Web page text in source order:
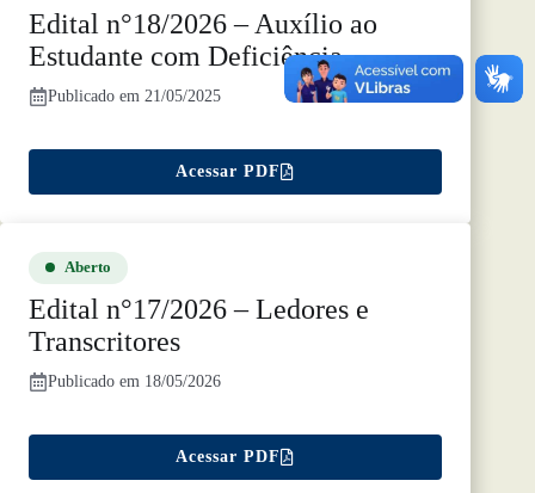
Edital n°18/2026 – Auxílio ao
Estudante com Deficiência
Publicado em 21/05/2025
Acessar PDF
Aberto
Edital n°17/2026 – Ledores e
Transcritores
Publicado em 18/05/2026
Acessar PDF